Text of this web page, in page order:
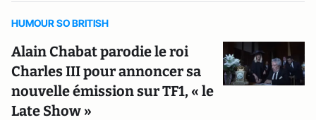
HUMOUR SO BRITISH
Alain Chabat parodie le roi
Charles III pour annoncer sa
nouvelle émission sur TF1, « le
Late Show »